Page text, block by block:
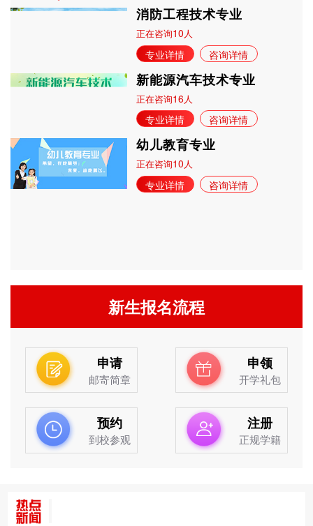
消防工程技术专业
正在咨询10人
专业详情 咨询详情
新能源汽车技术专业
正在咨询16人
专业详情 咨询详情
幼儿教育专业
正在咨询10人
专业详情 咨询详情
新生报名流程
申请
邮寄简章
申领
开学礼包
预约
到校参观
注册
正规学籍